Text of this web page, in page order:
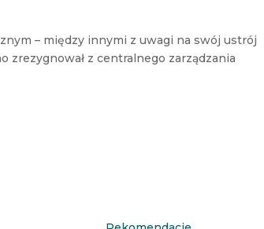
– między innymi z uwagi na swój ustrój
zrezygnował z centralnego zarządzania